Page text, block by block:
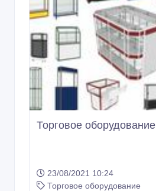
Торговое оборудование
23/08/2021 10:24
Торговое оборудование